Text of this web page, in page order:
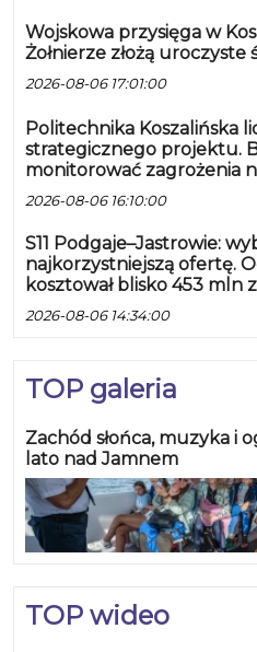
Wojskowa przysięga w
Żołnierze złożą
2026-08-06 17:01:00
Politechnika Koszalińska
strategicznego projektu.
monitorować zagrożenia
2026-08-06 16:10:00
S11 Podgaje–Jastrowie:
najkorzystniejszą ofertę.
kosztował blisko 453 mln
2026-08-06 14:34:00
TOP galeria
Zachód słońca, muzyka i
lato nad Jamnem
TOP wideo